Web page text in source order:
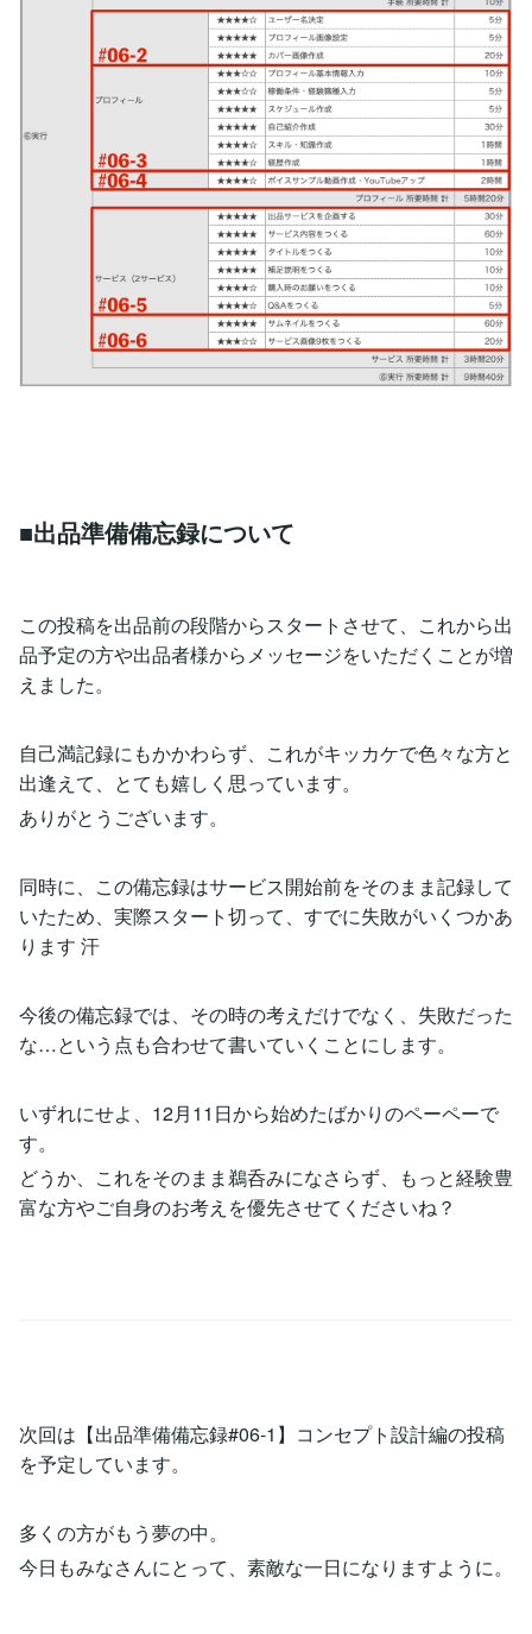
■出品準備備忘録について
この投稿を出品前の段階からスタートさせて、これから出
品予定の方や出品者様からメッセージをいただくことが増
えました。
自己満記録にもかかわらず、これがキッカケで色々な方と
出逢えて、とても嬉しく思っています。
ありがとうございます。
同時に、この備忘録はサービス開始前をそのまま記録して
いたため、実際スタート切って、すでに失敗がいくつかあ
ります 汗
今後の備忘録では、その時の考えだけでなく、失敗だった
な…という点も合わせて書いていくことにします。
いずれにせよ、12月11日から始めたばかりのペーペーで
す。
どうか、これをそのまま鵜呑みになさらず、もっと経験豊
富な方やご自身のお考えを優先させてくださいね？
次回は【出品準備備忘録#06-1】コンセプト設計編の投稿
を予定しています。
多くの方がもう夢の中。
今日もみなさんにとって、素敵な一日になりますように。